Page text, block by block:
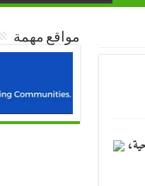
مواقع مهمة